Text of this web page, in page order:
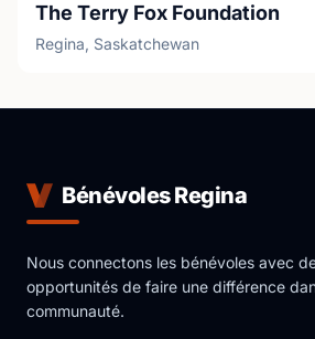
The Terry Fox Foundation
Regina, Saskatchewan
Bénévoles Regina
Nous connectons les bénévoles avec
opportunités de faire une différence
communauté.